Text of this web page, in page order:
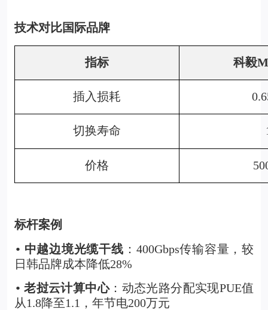
技术对比国际品牌
指标 科毅
插入损耗
切换寿命
价格
标杆案例
• 中越边境光缆干线 ：400Gbps传输容量，较
日韩品牌成本降低28%
• 老挝云计算中心：动态光路分配实现PUE值
从1.8降至1.1，年节电200万元